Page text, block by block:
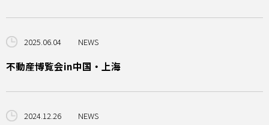
2025.06.04 NEWS
不動産博覧会in中国・上海
2024.12.26 NEWS